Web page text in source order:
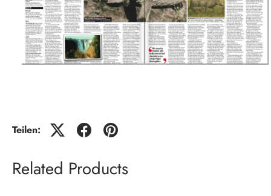
Teilen:
Related Products